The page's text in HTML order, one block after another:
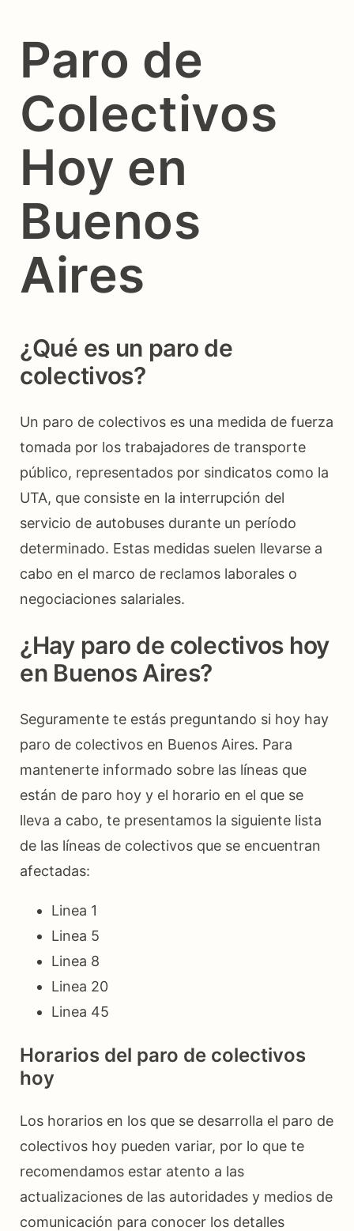
Paro de
Colectivos
Hoy en
Buenos
Aires
¿Qué es un paro de
colectivos?
Un paro de colectivos es una medida de fuerza
tomada por los trabajadores de transporte
público, representados por sindicatos como la
UTA, que consiste en la interrupción del
servicio de autobuses durante un período
determinado. Estas medidas suelen llevarse a
cabo en el marco de reclamos laborales o
negociaciones salariales.
¿Hay paro de colectivos hoy
en Buenos Aires?
Seguramente te estás preguntando si hoy hay
paro de colectivos en Buenos Aires. Para
mantenerte informado sobre las líneas que
están de paro hoy y el horario en el que se
lleva a cabo, te presentamos la siguiente lista
de las líneas de colectivos que se encuentran
afectadas:
Linea 1
Linea 5
Linea 8
Linea 20
Linea 45
Horarios del paro de colectivos
hoy
Los horarios en los que se desarrolla el paro de
colectivos hoy pueden variar, por lo que te
recomendamos estar atento a las
actualizaciones de las autoridades y medios de
comunicación para conocer los detalles